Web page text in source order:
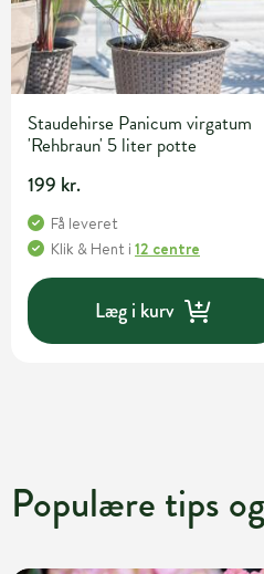
Staudehirse Panicum virgatum
'Rehbraun' 5 liter potte
199 kr.
Få leveret
Klik & Hent i 12 centre
Læg i kurv
Populære tips